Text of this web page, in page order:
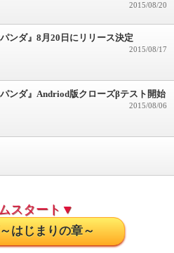
2015/08/20
ンダ』8月20日にリリース決定
2015/08/17
ンダ』Andriod版クローズβテスト開始
2015/08/06
スタート▼
はじまりの章～